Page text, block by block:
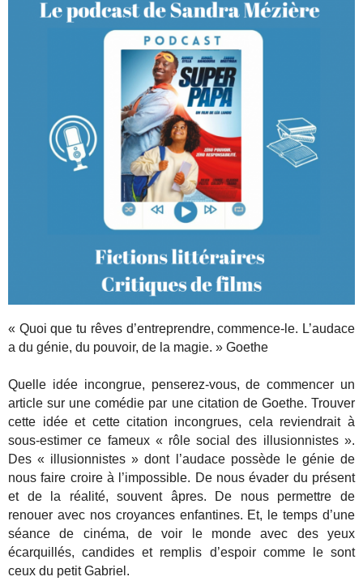
« Quoi que tu rêves d’entreprendre, commence-le. L’audace
a du génie, du pouvoir, de la magie. » Goethe
Quelle idée incongrue, penserez-vous, de commencer un
article sur une comédie par une citation de Goethe. Trouver
cette idée et cette citation incongrues, cela reviendrait à
sous-estimer ce fameux « rôle social des illusionnistes ».
Des « illusionnistes » dont l’audace possède le génie de
nous faire croire à l’impossible. De nous évader du présent
et de la réalité, souvent âpres. De nous permettre de
renouer avec nos croyances enfantines. Et, le temps d’une
séance de cinéma, de voir le monde avec des yeux
écarquillés, candides et remplis d’espoir comme le sont
ceux du petit Gabriel.